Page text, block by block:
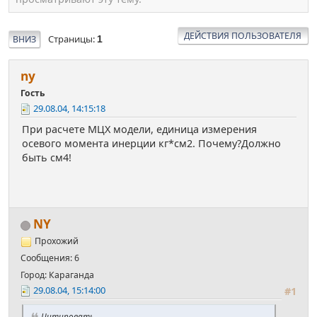
ВНИЗ Страницы 1 ДЕЙСТВИЯ ПОЛЬЗОВАТЕЛЯ
ny
Гость
29.08.04, 14:15:18
При расчете МЦХ модели, единица измерения
осевого момента инерции кг*см2. Почему?Должно
быть см4!
NY
Прохожий
Сообщения: 6
Город: Караганда
#1
29.08.04, 15:14:00